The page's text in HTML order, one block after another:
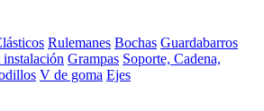
Rulemanes Bochas Guardabarros
Grampas Soporte, Cadena,
V de goma Ejes